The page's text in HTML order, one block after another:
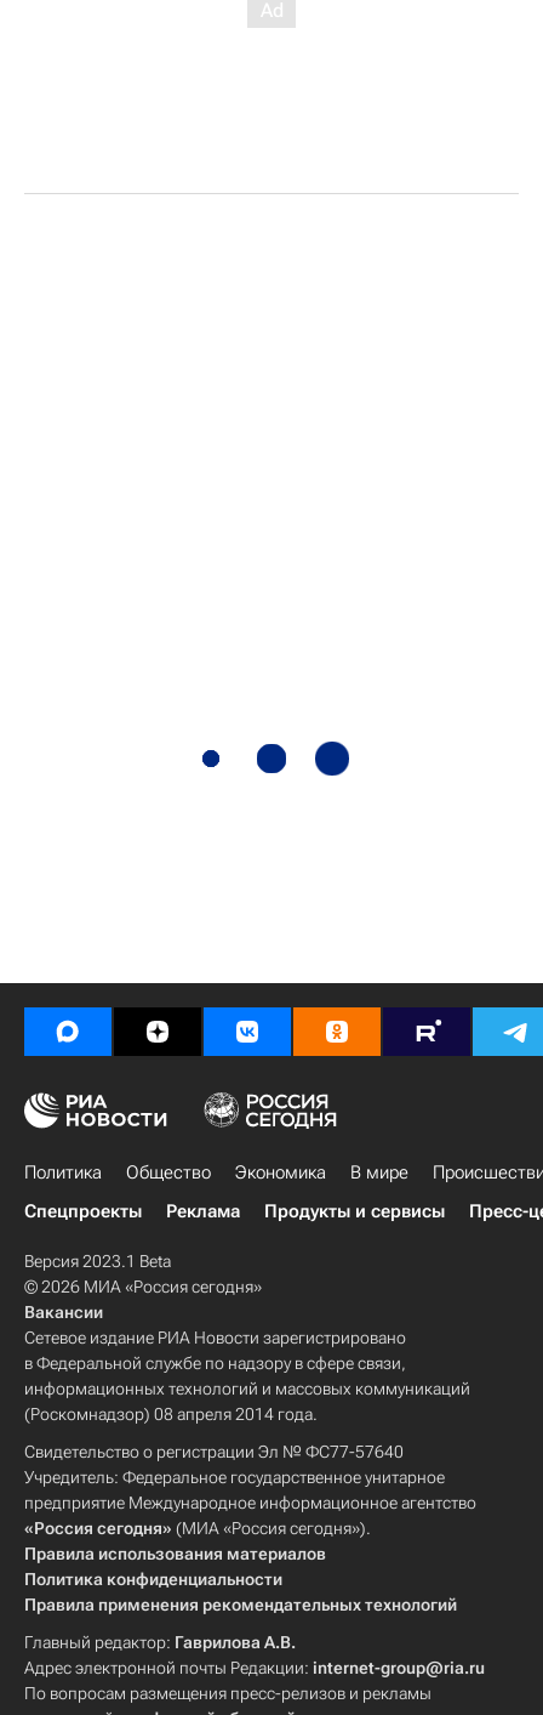
Политика Общество Экономика В мире
Спецпроекты
Реклама Продукты и сервисы Пресс-
Версия 2023.1 Beta
© 2026 МИА «Россия сегодня»
Вакансии
Сетевое издание РИА Новости зарегистрировано
в Федеральной службе по надзору в сфере связи,
информационных технологий и массовых коммуникаций
(Роскомнадзор) 08 апреля 2014 года.
Свидетельство о регистрации Эл № ФС77-57640
Учредитель: Федеральное государственное унитарное
предприятие Международное информационное агентство
«Россия сегодня» (МИА «Россия сегодня»).
Правила использования материалов
Политика конфиденциальности
Правила применения рекомендательных технологий
Главный редактор: Гаврилова А.В.
Адрес электронной почты Редакции: internet-group@ria.ru
По вопросам размещения пресс-релизов и рекламы